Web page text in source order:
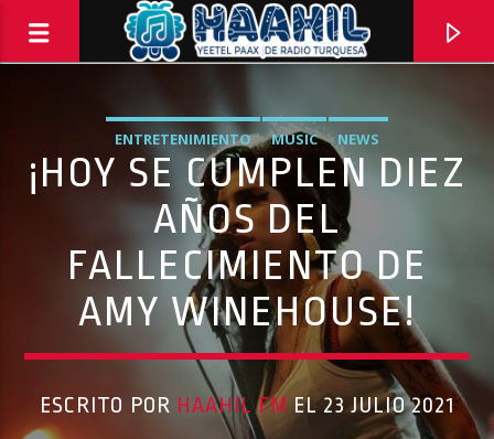
PROGRAMA ACTUAL
ENTRETENIMIENTO MUSIC NEWS
¡HOY SE CUMPLEN DIEZ
AÑOS DEL
FALLECIMIENTO DE
AMY WINEHOUSE!
ESCRITO POR HAAHIL FM EL 23 JULIO 2021